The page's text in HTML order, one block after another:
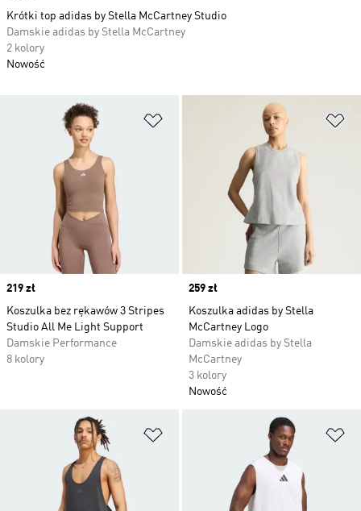
Dodaj do listy życzeń
Price
219 zł
Koszulka bez rękawów 3 Stripes
Studio All Me Light Support
Damskie Performance
8 kolory
Price
259 zł
Koszulka adidas by Stella
McCartney Logo
Damskie adidas by Stella
McCartney
3 kolory
Nowość
Dodaj do listy życzeń
Krótki top adidas by Stella McCartney Studio
Damskie adidas by Stella McCartney
2 kolory
Nowość